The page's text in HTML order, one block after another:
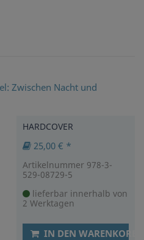
HARDCOVER
25,00 € *
Artikelnummer 978-3-
529-08729-5
lieferbar innerhalb von
2 Werktagen
IN DEN WARENKORB